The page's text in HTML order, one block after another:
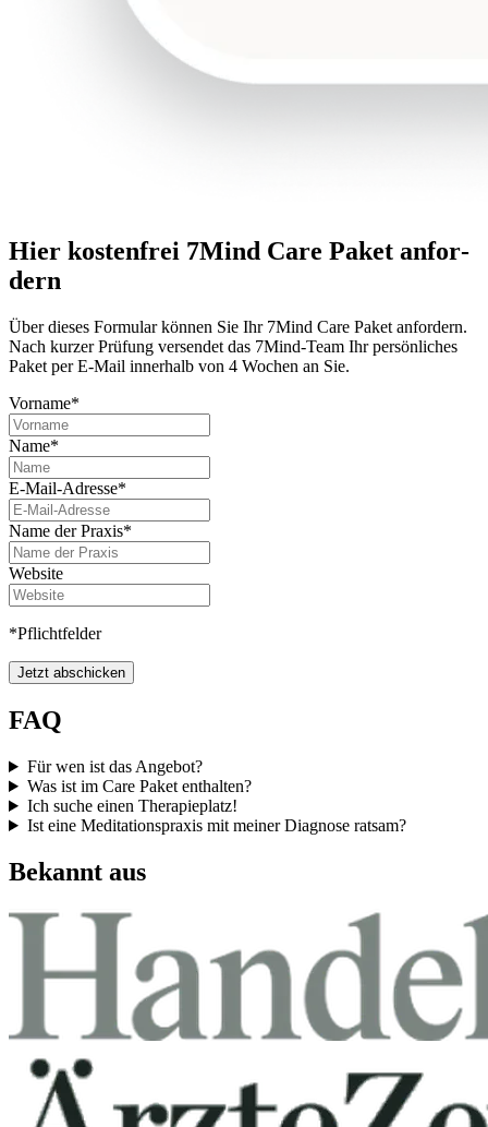
Hier kostenfrei 7Mind Care Paket anfor­
dern
Über dieses For­mu­lar können Sie Ihr 7Mind Care Paket anfor­dern.
Nach kurzer Prü­fung versendet das 7Mind-Team Ihr per­sön­li­ches
Paket per E-Mail innerhalb von 4 Wochen an Sie.
Vorname*
Name*
E-Mail-Adresse*
Name der Praxis*
Website
*Pflichtfelder
Jetzt abschicken
FAQ
Für wen ist das Angebot?
Was ist im Care Paket enthalten?
Ich suche einen Therapieplatz!
Ist eine Meditationspraxis mit meiner Diagnose ratsam?
Bekannt aus